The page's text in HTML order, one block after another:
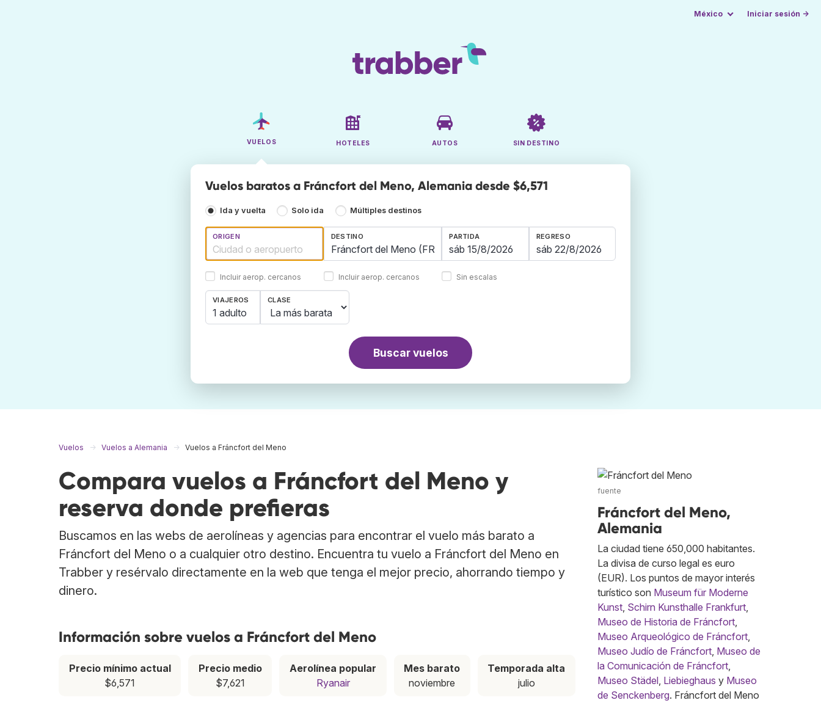
México Iniciar sesión →
VUELOS HOTELES AUTOS SIN DESTINO
Vuelos baratos a Fráncfort del Meno, Alemania desde $6,571
Ida y vuelta Solo ida Múltiples destinos
ORIGEN
Incluir aerop. cercanos
DESTINO
Incluir aerop. cercanos
PARTIDA REGRESO
Sin escalas
VIAJEROS
1 adulto
CLASE
Buscar vuelos
Vuelos Vuelos a Alemania Vuelos a Fráncfort del Meno
Compara vuelos a Fráncfort del Meno y
reserva donde prefieras
Buscamos en las webs de aerolíneas y agencias para encontrar el vuelo más barato a
Fráncfort del Meno o a cualquier otro destino. Encuentra tu vuelo a Fráncfort del Meno en
Trabber y resérvalo directamente en la web que tenga el mejor precio, ahorrando tiempo y
dinero.
Información sobre vuelos a Fráncfort del Meno
Precio mínimo actual
$6,571
Precio medio
$7,621
Aerolínea popular
Ryanair
Mes barato
noviembre
Temporada alta
julio
fuente
Fráncfort del Meno,
Alemania
La ciudad tiene 650,000 habitantes.
La divisa de curso legal es euro
(EUR). Los puntos de mayor interés
turístico son Museum für Moderne
Kunst, Schirn Kunsthalle Frankfurt,
Museo de Historia de Fráncfort,
Museo Arqueológico de Fráncfort,
Museo Judío de Fráncfort, Museo de
la Comunicación de Fráncfort,
Museo Städel, Liebieghaus y Museo
de Senckenberg. Fráncfort del Meno